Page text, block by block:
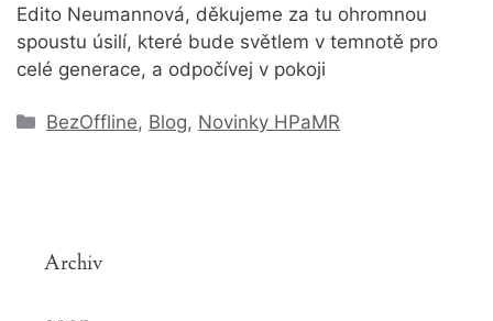
Edito Neumannová, děkujeme za tu ohromnou
spoustu úsilí, které bude světlem v temnotě pro
celé generace, a odpočívej v pokoji
Rubriky
BezOffline, Blog, Novinky HPaMR
Archiv